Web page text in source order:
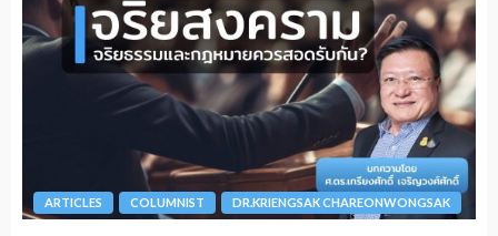
ARTICLES COLUMNIST DR.KRIENGSAK CHAREONWONGSAK